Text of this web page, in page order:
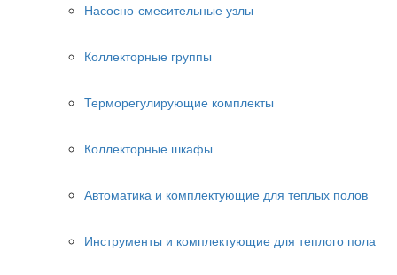
Насосно-смесительные узлы
Коллекторные группы
Терморегулирующие комплекты
Коллекторные шкафы
Автоматика и комплектующие для теплых полов
Инструменты и комплектующие для теплого пола